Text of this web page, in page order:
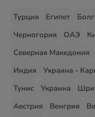
Турция Египет
Черногория
ОАЭ
Северная Македония
Индия
Украина -
Тунис
Украина
Австрия
Венгрия